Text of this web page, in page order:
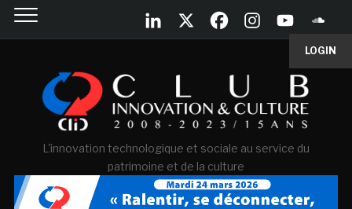
LOGIN
L'innovation technologique et sociale au service du
patrimoine et de la culture